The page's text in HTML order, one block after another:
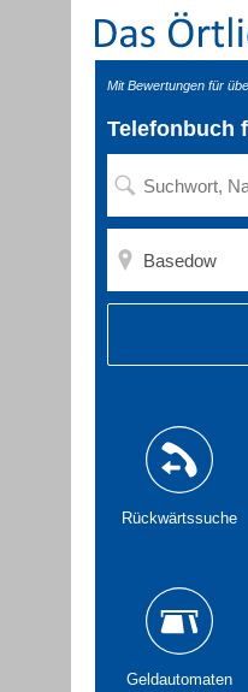
Mit Bewertungen für
Telefonbuch
Rückwärtssuche
Geldautomaten